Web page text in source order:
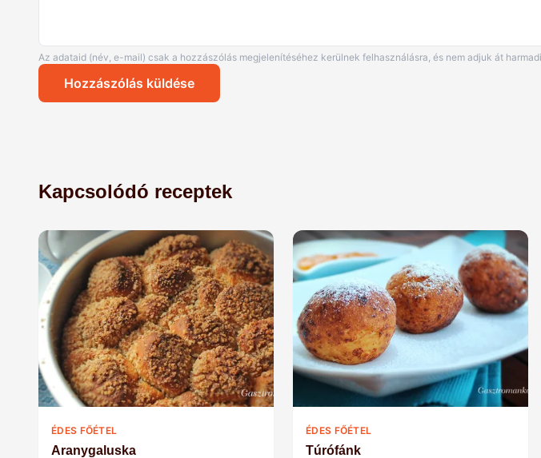
Az adataid (név, e-mail) csak a hozzászólás megjelenítéséhez kerülnek felhasználásra, és nem adjuk át
Hozzászólás küldése
Kapcsolódó receptek
ÉDES FŐÉTEL
Aranygaluska
ÉDES FŐÉTEL
Túrófánk